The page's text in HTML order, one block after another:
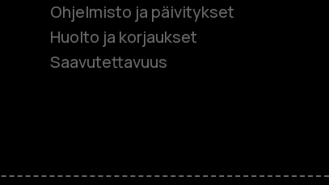
Ohjelmisto ja päivitykset
Huolto ja korjaukset
Saavutettavuus